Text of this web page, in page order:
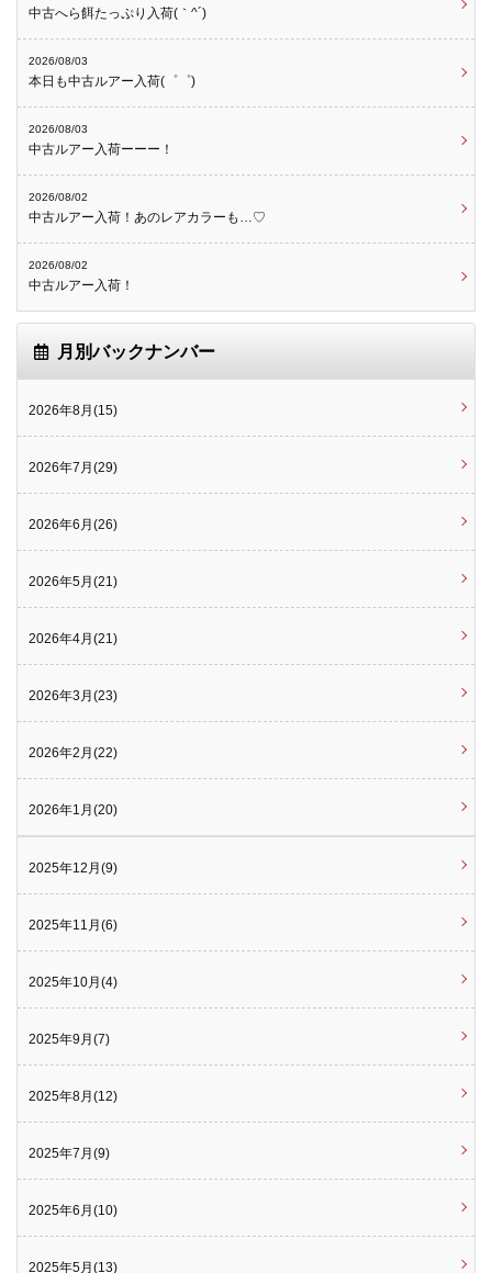
中古へら餌たっぷり入荷(｀^´)
2026/08/03
本日も中古ルアー入荷(゜゜)
2026/08/03
中古ルアー入荷ーーー！
2026/08/02
中古ルアー入荷！あのレアカラーも…♡
2026/08/02
中古ルアー入荷！
月別バックナンバー
2026年8月(15)
2026年7月(29)
2026年6月(26)
2026年5月(21)
2026年4月(21)
2026年3月(23)
2026年2月(22)
2026年1月(20)
2025年12月(9)
2025年11月(6)
2025年10月(4)
2025年9月(7)
2025年8月(12)
2025年7月(9)
2025年6月(10)
2025年5月(13)